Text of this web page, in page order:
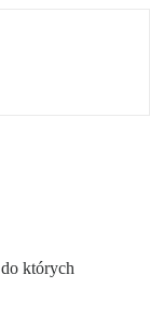
których